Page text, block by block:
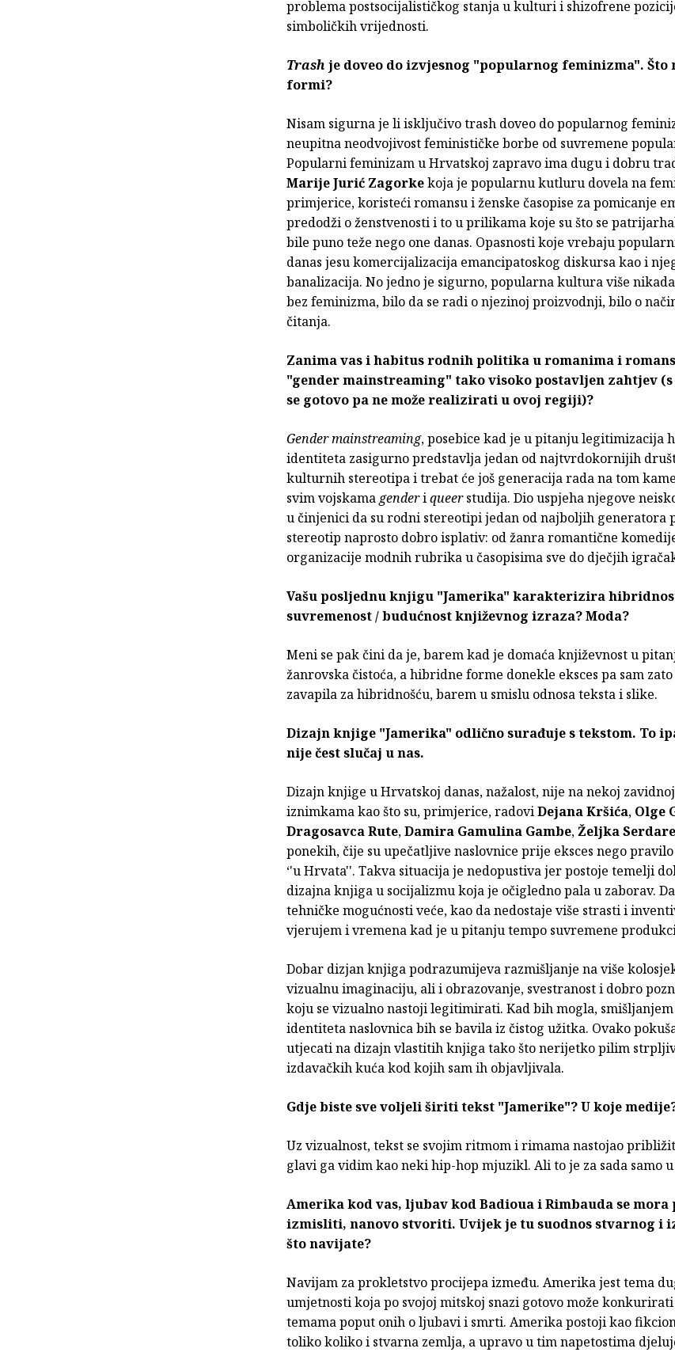
problema postsocijalističkog stanja u kulturi i shizofrene
simboličkih vrijednosti.
Trash je doveo do izvjesnog "popularnog feminizma". Što
formi?
Nisam sigurna je li isključivo trash doveo do popularnog
neupitna neodvojivost feminističke borbe od suvremene
Popularni feminizam u Hrvatskoj zapravo ima dugu i dobru
Marije Jurić Zagorkekoja je popularnu kutluru dovela na
primjerice, koristeći romansu i ženske časopise za pomicanje
predodži o ženstvenosti i to u prilikama koje su što se
bile puno teže nego one danas. Opasnosti koje vrebaju
danas jesu komercijalizacija emancipatoskog diskursa kao i
banalizacija. No jedno je sigurno, popularna kultura više
bez feminizma, bilo da se radi o njezinoj proizvodnji, bilo o
čitanja.
Zanima vas i habitus rodnih politika u romanima i
"gender mainstreaming" tako visoko postavljen zahtjev
se gotovo pa ne može realizirati u ovoj regiji)?
Gender mainstreaming, posebice kad je u pitanju legitimizacija
identiteta zasigurno predstavlja jedan od najtvrdokornijih
kulturnih stereotipa i trebat će još generacija rada na tom
svim vojskama genderiqueerstudija. Dio uspjeha njegove
u činjenici da su rodni stereotipi jedan od najboljih generatora
stereotip naprosto dobro isplativ: od žanra romantične
organizacije modnih rubrika u časopisima sve do dječjih
Vašu posljednu knjigu "Jamerika" karakterizira
suvremenost / budućnost književnog izraza? Moda?
Meni se pak čini da je, barem kad je domaća književnost u
žanrovska čistoća, a hibridne forme donekle eksces pa sam
zavapila za hibridnošću, barem u smislu odnosa teksta i slike.
Dizajn knjige "Jamerika" odlično surađuje s tekstom. To
nije čest slučaj u nas.
Dizajn knjige u Hrvatskoj danas, nažalost, nije na nekoj
iznimkama kao što su, primjerice, radoviDejana Kršića, Olge
Dragosavca Rute,Damira Gamulina Gambe,Željka
ponekih, čije su upečatljive naslovnice prije eksces nego
‘'u Hrvata''. Takva situacija je nedopustiva jer postoje temelji
dizajna knjiga u socijalizmu koja je očigledno pala u zaborav.
tehničke mogućnosti veće, kao da nedostaje više strasti i
vjerujem i vremena kad je u pitanju tempo suvremene
Dobar dizjan knjiga podrazumijeva razmišljanje na više
vizualnu imaginaciju, ali i obrazovanje, svestranost i dobro
koju se vizualno nastoji legitimirati. Kad bih mogla,
identiteta naslovnica bih se bavila iz čistog užitka. Ovako
utjecati na dizajn vlastitih knjiga tako što nerijetko pilim
izdavačkih kuća kod kojih sam ih objavljivala.
Gdje biste sve voljeli širiti tekst "Jamerike"? U koje
Uz vizualnost, tekst se svojim ritmom i rimama nastojao
glavi ga vidim kao neki hip-hop mjuzikl. Ali to je za sada samo
Amerika kod vas, ljubav kod Badioua i Rimbauda se mora
izmisliti, nanovo stvoriti. Uvijek je tu suodnos stvarnog i
što navijate?
Navijam za prokletstvo procijepa između. Amerika jest tema
umjetnosti koja po svojoj mitskoj snazi gotovo može
temama poput onih o ljubavi i smrti. Amerika postoji kao
toliko koliko i stvarna zemlja, a upravo u tim napetostima